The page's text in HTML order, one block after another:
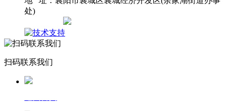
处)
扫码联系我们